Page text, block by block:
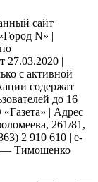
сайт
N» |
27.03.2020 |
с активной
содержат
до 16
| Адрес
261/81,
2 910 610 | e-
— Тимошенко